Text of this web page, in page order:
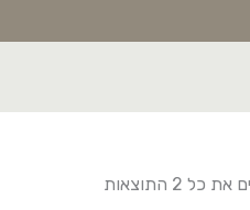
כל ⁦2⁩ התוצאות